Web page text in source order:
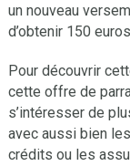
un nouveau
d’obtenir 150
Pour découvrir
cette offre de
s’intéresser de
avec aussi bien
crédits ou les